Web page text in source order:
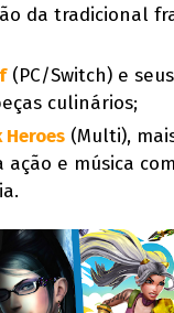
da tradicional
(PC/Switch) e
culinários;
Heroes (Multi),
ação e música com